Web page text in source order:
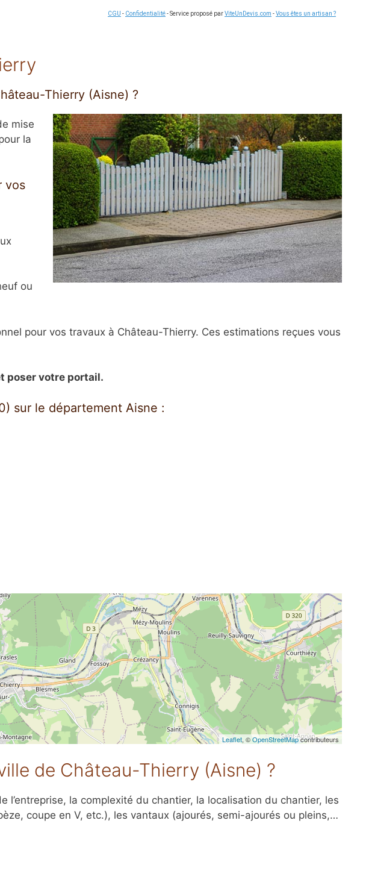
CGU - Confidentialité- Service proposé parViteUnDevis.com -Vous êtes un artisan ?
Thierry (Aisne) ?
mise
la
vos
ou
pour vos travaux à Château-Thierry. Ces estimations reçues vous
poser votre portail.
sur le département Aisne :
Leaflet, ©OpenStreetMapcontributeurs
de Château-Thierry (Aisne) ?
la complexité du chantier, la localisation du chantier, les
coupe en V, etc.), les vantaux (ajourés, semi-ajourés ou pleins,…